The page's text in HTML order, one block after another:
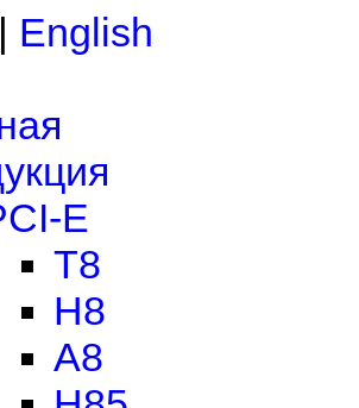
| English
E
T8
H8
A8